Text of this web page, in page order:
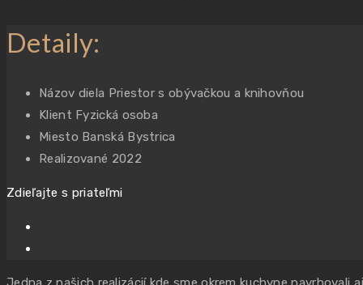
Detaily:
Názov diela Priestor s obývačkou a knihovňou
Klient Fyzická osoba
Miesto Banská Bystrica
Realizované 2022
Zdieľajte s priateľmi